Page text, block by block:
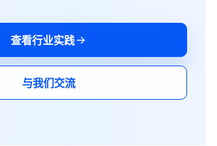
查看行业实践
与我们交流